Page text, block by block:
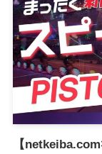
【